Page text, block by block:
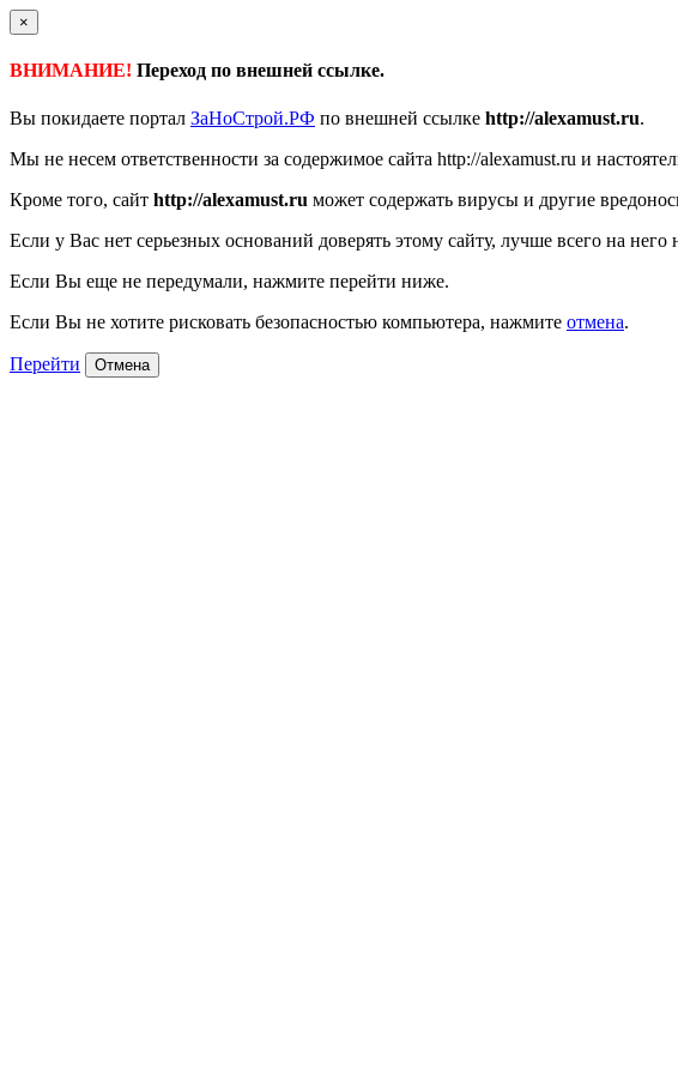
×
ВНИМАНИЕ! Переход по внешней ссылке.
Вы покидаете портал ЗаНоСтрой.РФ по внешней ссылке http://alexamust.ru.
Мы не несем ответственности за содержимое сайта http://alexamust.ru и
Кроме того, сайт http://alexamust.ru может содержать вирусы и другие
Если у Вас нет серьезных оснований доверять этому сайту, лучше всего на
Если Вы еще не передумали, нажмите перейти ниже.
Если Вы не хотите рисковать безопасностью компьютера, нажмите отмена.
Перейти Отмена